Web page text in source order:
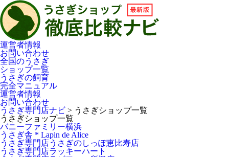
運営者情報
お問い合わせ
全国のうさぎ
ショップ一覧
うさぎの飼育
完全マニュアル
運営者情報
お問い合わせ
うさぎ専門店ナビ > うさぎショップ一覧
うさぎショップ一覧
バニーファミリー横浜
うさぎ舎 * Lapin de Alice
うさぎ専門店うさぎのしっぽ恵比寿店
うさぎ専門店ラッキーハート